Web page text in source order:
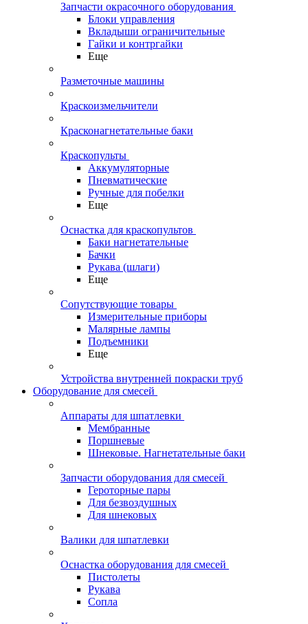
Запчасти окрасочного оборудования
Блоки управления
Вкладыши ограничительные
Гайки и контргайки
Еще
Разметочные машины
Краскоизмельчители
Красконагнетательные баки
Краскопульты
Аккумуляторные
Пневматические
Ручные для побелки
Еще
Оснастка для краскопультов
Баки нагнетательные
Бачки
Рукава (шлаги)
Еще
Сопутствующие товары
Измерительные приборы
Малярные лампы
Подъемники
Еще
Устройства внутренней покраски труб
Оборудование для смесей
Аппараты для шпатлевки
Мембранные
Поршневые
Шнековые. Нагнетательные баки
Запчасти оборудования для смесей
Героторные пары
Для безвоздушных
Для шнековых
Валики для шпатлевки
Оснастка оборудования для смесей
Пистолеты
Рукава
Сопла